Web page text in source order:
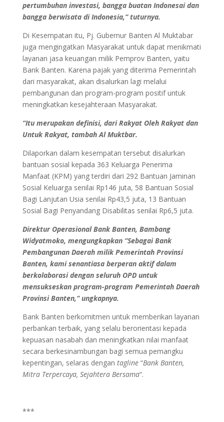
pertumbuhan investasi, bangga buatan Indonesai dan
bangga berwisata di Indonesia,“ tuturnya.
Di Kesempatan itu, Pj. Gubernur Banten Al Muktabar
juga mengingatkan Masyarakat untuk dapat menikmati
layanan jasa keuangan milik Pemprov Banten, yaitu
Bank Banten. Karena pajak yang diterima Pemerintah
dari masyarakat, akan disalurkan lagi melalui
pembangunan dan program-program positif untuk
meningkatkan kesejahteraan Masyarakat.
“Itu merupakan definisi, dari Rakyat Oleh Rakyat dan
Untuk Rakyat, tambah Al Muktbar.
Dilaporkan dalam kesempatan tersebut disalurkan
bantuan sosial kepada 363 Keluarga Penerima
Manfaat (KPM) yang terdiri dari 292 Bantuan Jaminan
Sosial Keluarga senilai Rp146 juta, 58 Bantuan Sosial
Bagi Lanjutan Usia senilai Rp43,5 juta, 13 Bantuan
Sosial Bagi Penyandang Disabilitas senilai Rp6,5 juta.
Direktur Operasional Bank Banten, Bambang
Widyatmoko, mengungkapkan “Sebagai Bank
Pembangunan Daerah milik Pemerintah Provinsi
Banten, kami senantiasa berperan aktif dalam
berkolaborasi dengan seluruh OPD untuk
mensukseskan program-program Pemerintah Daerah
Provinsi Banten,“ ungkapnya.
Bank Banten berkomitmen untuk memberikan layanan
perbankan terbaik, yang selalu berorientasi kepada
kepuasan nasabah dan meningkatkan nilai manfaat
secara berkesinambungan bagi semua pemangku
kepentingan, selaras dengan tagline “Bank Banten,
Mitra Terpercaya, Sejahtera Bersama“.
***